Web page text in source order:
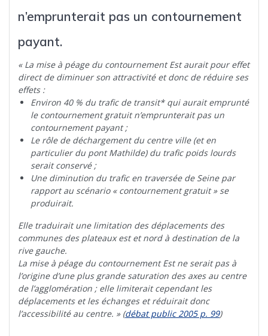
n’emprunterait pas un contournement
payant.
« La mise à péage du contournement Est aurait pour effet
direct de diminuer son attractivité et donc de réduire ses
effets :
Environ 40 % du trafic de transit* qui aurait emprunté
le contournement gratuit n’emprunterait pas un
contournement payant ;
Le rôle de déchargement du centre ville (et en
particulier du pont Mathilde) du trafic poids lourds
serait conservé ;
Une diminution du trafic en traversée de Seine par
rapport au scénario « contournement gratuit » se
produirait.
Elle traduirait une limitation des déplacements des
communes des plateaux est et nord à destination de la
rive gauche.
La mise à péage du contournement Est ne serait pas à
l’origine d’une plus grande saturation des axes au centre
de l’agglomération ; elle limiterait cependant les
déplacements et les échanges et réduirait donc
l’accessibilité au centre. » (débat public 2005 p. 99)